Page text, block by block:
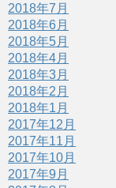
2018年7月
2018年6月
2018年5月
2018年4月
2018年3月
2018年2月
2018年1月
2017年12月
2017年11月
2017年10月
2017年9月